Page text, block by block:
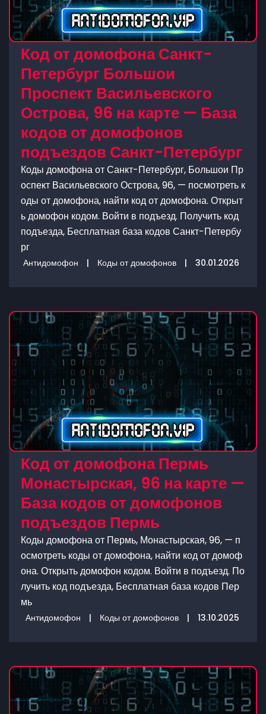
Код от домофона Санкт-
Петербург Большои
Проспект Васильевского
Острова, 96 на карте — База
кодов от домофонов
подъездов Санкт-Петербург
Коды домофона от Санкт-Петербург, Большои Пр
оспект Васильевского Острова, 96, — посмотреть к
оды от домофона, найти код от домофона. Открыт
ь домофон кодом. Войти в подъезд. Получить код
подъезда, Бесплатная база кодов Санкт-Петербу
рг
Антидомофон | Коды от домофонов | 30.01.2026
Код от домофона Пермь
Монастырская, 96 на карте —
База кодов от домофонов
подъездов Пермь
Коды домофона от Пермь, Монастырская, 96, — п
осмотреть коды от домофона, найти код от домоф
она. Открыть домофон кодом. Войти в подъезд. По
лучить код подъезда, Бесплатная база кодов Пер
мь
Антидомофон | Коды от домофонов | 13.10.2025